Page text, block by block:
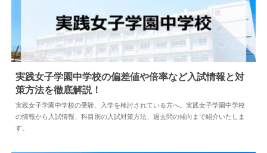
中学情報 2024.04.02
実践女子学園中学校の偏差値や倍率など入試情報と対
策方法を徹底解説！
実践女子学園中学校の受験、入学を検討されている方へ。実践女子学園中学校
の情報から入試情報、科目別の入試対策方法、過去問の傾向まで紹介いたしま
す。